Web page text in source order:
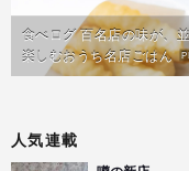
食べログ 百名店の味が、
楽しむおうち名店ごはん
人気連載